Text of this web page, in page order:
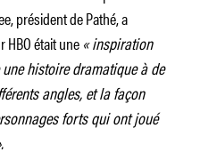
président de Pathé, a
était une« inspiration
histoire dramatique à de
angles, et la façon
forts qui ont joué